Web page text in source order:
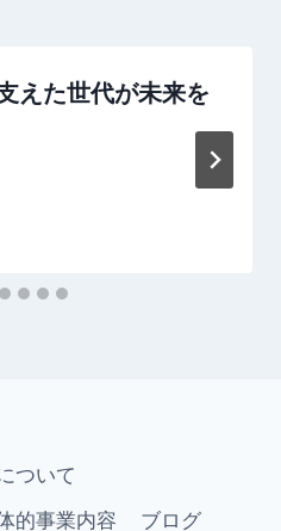
えた世代が未来を
ついて
的事業内容 ブログ